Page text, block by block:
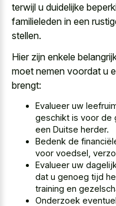
terwijl u duidelijke
familieleden in een
stellen.
Hier zijn enkele
moet nemen voordat u
brengt:
Evalueer uw
geschikt is voor de
een Duitse herder.
Bedenk de
voor voedsel,
Evalueer uw
dat u genoeg tijd
training en
Onderzoek